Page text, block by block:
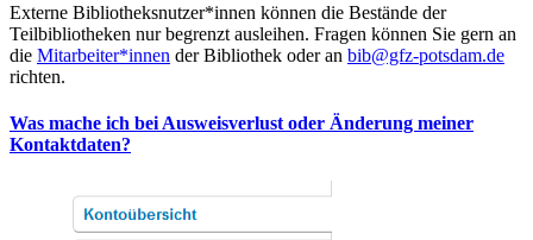
Externe Bibliotheksnutzer*innen können die Bestände der
Teilbibliotheken nur begrenzt ausleihen. Fragen können Sie gern an
die Mitarbeiter*innen der Bibliothek oder an bib@gfz-potsdam.de
richten.
Was mache ich bei Ausweisverlust oder Änderung meiner
Kontaktdaten?